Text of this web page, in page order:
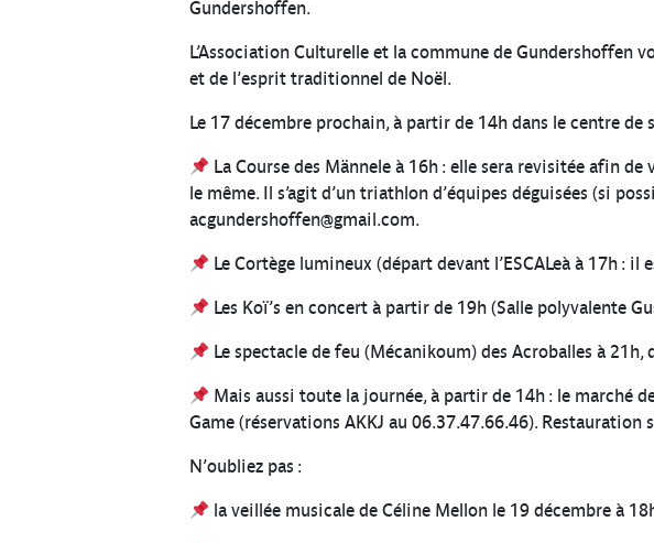
Gundershoffen.
L’Association Culturelle et la commune de Gundershoffen
et de l’esprit traditionnel de Noël.
Le 17 décembre prochain, à partir de 14h dans le centre
La Course des Männele à 16h : elle sera revisitée afin
le même. Il s’agit d’un triathlon d’équipes déguisées (si
acgundershoffen@gmail.com.
Le Cortège lumineux (départ devant l’ESCALeà à 17h :
Les Koï’s en concert à partir de 19h (Salle polyvalente
Le spectacle de feu (Mécanikoum) des Acroballes à
Mais aussi toute la journée, à partir de 14h : le marché
Game (réservations AKKJ au 06.37.47.66.46). Restauration
N’oubliez pas :
la veillée musicale de Céline Mellon le 19 décembre à